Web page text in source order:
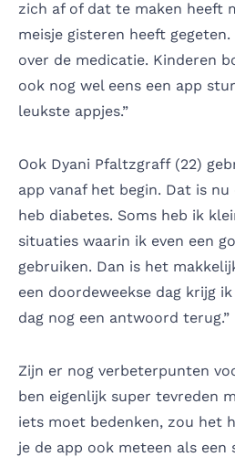
zich af of dat te maken heeft
meisje gisteren heeft
over de medicatie. Kinderen
ook nog wel eens een app
leukste appjes.”
Ook Dyani Pfaltzgraff (22)
app vanaf het begin. Dat is nu
heb diabetes. Soms heb ik
situaties waarin ik even een
gebruiken. Dan is het
een doordeweekse dag krijg
dag nog een antwoord terug.”
Zijn er nog verbeterpunten
ben eigenlijk super tevreden
iets moet bedenken, zou het
je de app ook meteen als